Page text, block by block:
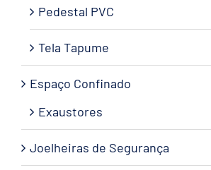
Pedestal PVC
Tela Tapume
Espaço Confinado
Exaustores
Joelheiras de Segurança